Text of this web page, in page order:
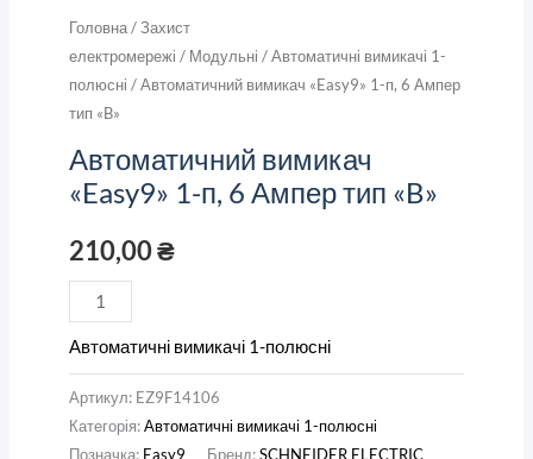
Головна/Захист
електромережі / Модульні /Автоматичні вимикачі 1-
полюсні / Автоматичний вимикач «Easy9» 1-п, 6 Ампер
тип «B»
Автоматичний вимикач
«Easy9» 1-п, 6 Ампер тип «B»
210,00₴
Автоматичні вимикачі 1-полюсні
Артикул: EZ9F14106
Категорія:Автоматичні вимикачі 1-полюсні
Позначка: Easy9 Бренд:SCHNEIDER ELECTRIC